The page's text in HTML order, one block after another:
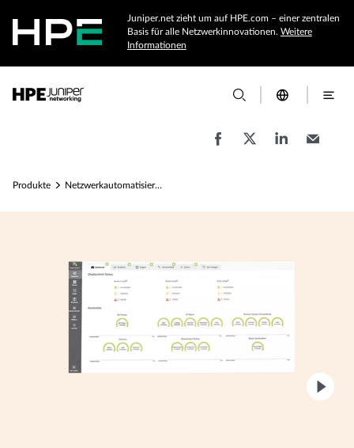
Juniper.net zieht um auf HPE.com – einer zentralen
Basis für alle Netzwerkinnovationen. Weitere
Informationen
Produkte Netzwerkautomatisierung